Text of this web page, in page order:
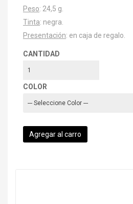
Peso: 24,5 g.
Tinta: negra.
Presentación: en caja de regalo.
CANTIDAD
COLOR